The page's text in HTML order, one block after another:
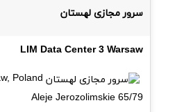
سرور مجازی لهستان
LIM Data Center 3 Warsaw
Aleje Jerozolimskie 65/79